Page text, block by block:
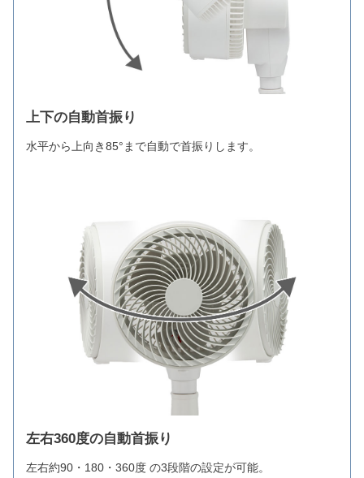
上下の自動首振り
水平から上向き85°まで自動で首振りします。
左右360度の自動首振り
左右約90・180・360度 の3段階の設定が可能。